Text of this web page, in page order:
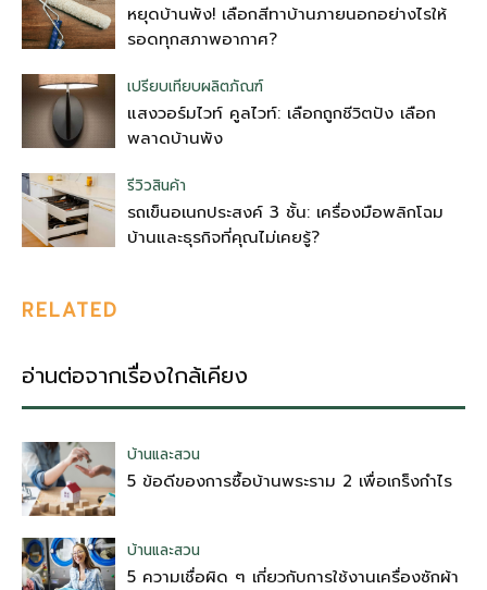
หยุดบ้านพัง! เลือกสีทาบ้านภายนอกอย่างไรให้
รอดทุกสภาพอากาศ?
เปรียบเทียบผลิตภัณฑ์
แสงวอร์มไวท์ คูลไวท์: เลือกถูกชีวิตปัง เลือก
พลาดบ้านพัง
รีวิวสินค้า
รถเข็นอเนกประสงค์ 3 ชั้น: เครื่องมือพลิกโฉม
บ้านและธุรกิจที่คุณไม่เคยรู้?
RELATED
อ่านต่อจากเรื่องใกล้เคียง
บ้านและสวน
5 ข้อดีของการซื้อบ้านพระราม 2 เพื่อเกร็งกำไร
บ้านและสวน
5 ความเชื่อผิด ๆ เกี่ยวกับการใช้งานเครื่องซักผ้า